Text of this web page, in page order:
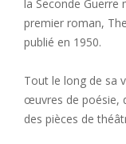
la Seconde Guerre
premier roman,
publié en 1950.
Tout le long de sa
œuvres de poésie,
des pièces de